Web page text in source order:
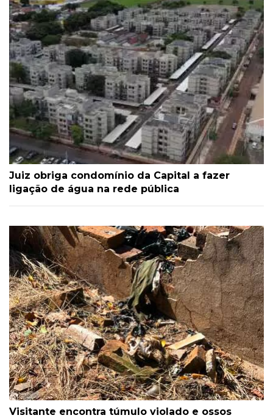
Juiz obriga condomínio da Capital a fazer
ligação de água na rede pública
Visitante encontra túmulo violado e ossos